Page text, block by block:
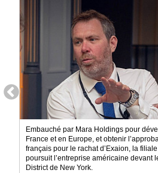
Embauché par Mara Holdings pour
France et en Europe, et obtenir
français pour le rachat d’Exaion, la
poursuit l’entreprise américaine devant
District de New York.